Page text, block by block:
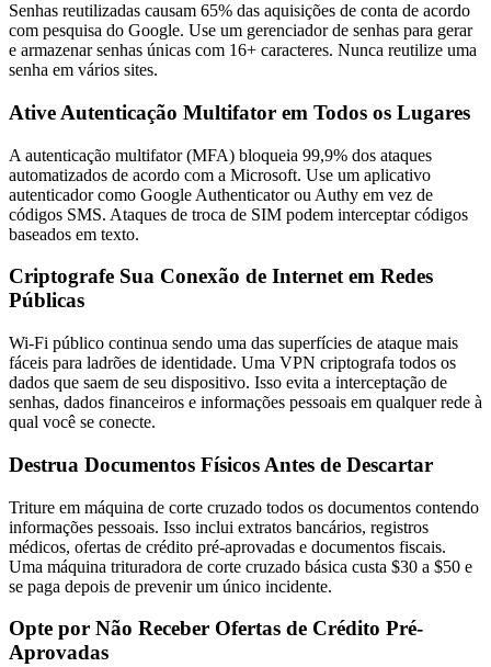
Senhas reutilizadas causam 65% das aquisições de conta de acordo
com pesquisa do Google. Use um gerenciador de senhas para gerar
e armazenar senhas únicas com 16+ caracteres. Nunca reutilize uma
senha em vários sites.
Ative Autenticação Multifator em Todos os Lugares
A autenticação multifator (MFA) bloqueia 99,9% dos ataques
automatizados de acordo com a Microsoft. Use um aplicativo
autenticador como Google Authenticator ou Authy em vez de
códigos SMS. Ataques de troca de SIM podem interceptar códigos
baseados em texto.
Criptografe Sua Conexão de Internet em Redes
Públicas
Wi-Fi público continua sendo uma das superfícies de ataque mais
fáceis para ladrões de identidade. Uma VPN criptografa todos os
dados que saem de seu dispositivo. Isso evita a interceptação de
senhas, dados financeiros e informações pessoais em qualquer rede à
qual você se conecte.
Destrua Documentos Físicos Antes de Descartar
Triture em máquina de corte cruzado todos os documentos contendo
informações pessoais. Isso inclui extratos bancários, registros
médicos, ofertas de crédito pré-aprovadas e documentos fiscais.
Uma máquina trituradora de corte cruzado básica custa $30 a $50 e
se paga depois de prevenir um único incidente.
Opte por Não Receber Ofertas de Crédito Pré-
Aprovadas